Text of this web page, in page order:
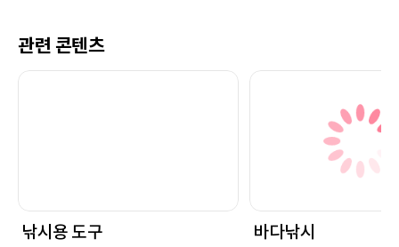
관련 콘텐츠
낚시용 도구 바다낚시